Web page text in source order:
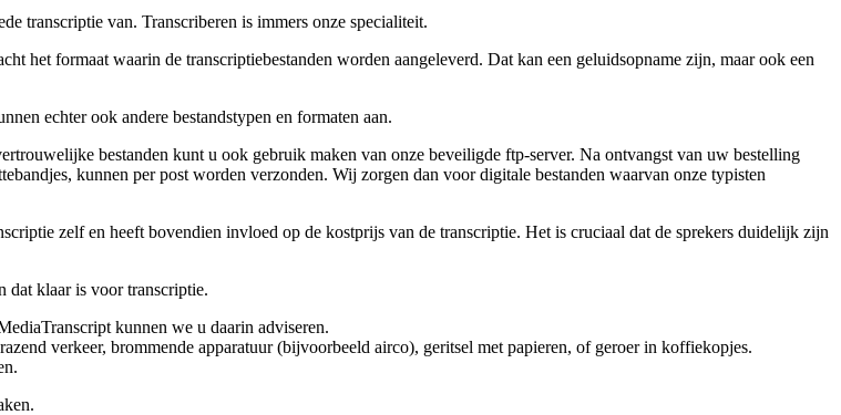
transcriptie van. Transcriberen is immers onze specialiteit.
het formaat waarin de transcriptiebestanden worden aangeleverd. Dat kan een geluidsopname zijn, maar ook een
echter ook andere bestandstypen en formaten aan.
bestanden kunt u ook gebruik maken van onze beveiligde ftp-server. Na ontvangst van uw bestelling
kunnen per post worden verzonden. Wij zorgen dan voor digitale bestanden waarvan onze typisten
zelf en heeft bovendien invloed op de kostprijs van de transcriptie. Het is cruciaal dat de sprekers duidelijk zijn
dat klaar is voor transcriptie.
kunnen we u daarin adviseren.
verkeer, brommende apparatuur (bijvoorbeeld airco), geritsel met papieren, of geroer in koffiekopjes.